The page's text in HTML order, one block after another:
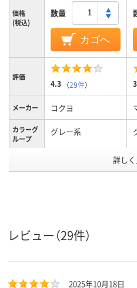
価格
(税込)
数量
カゴへ
評価
4.3 （29件）
メーカー コクヨ
カラーグ
ループ
グレー系
詳し
レビュー（29件）
2025年10月18日